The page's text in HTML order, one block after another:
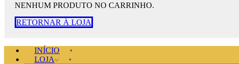
NENHUM PRODUTO NO CARRINHO.
RETORNAR À LOJA
INÍCIO
LOJA